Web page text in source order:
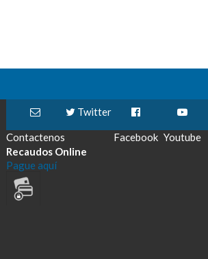
Contactenos
Twitter
Facebook Youtube
Recaudos Online
Pague aquí